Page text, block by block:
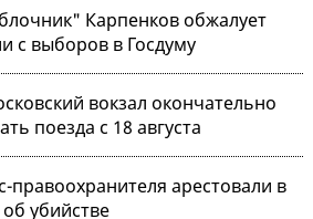
Карпенков обжалует
с выборов в Госдуму
вокзал окончательно
поезда с 18 августа
правоохранителя арестовали в
убийстве